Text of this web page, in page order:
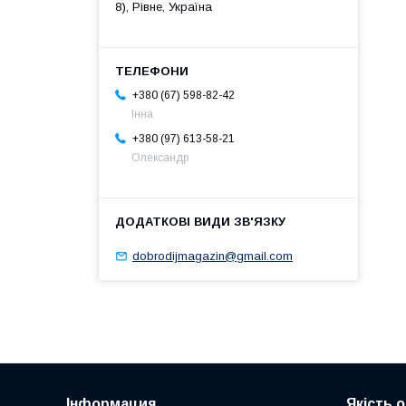
8), Рівне, Україна
+380 (67) 598-82-42
Інна
+380 (97) 613-58-21
Олександр
dobrodijmagazin@gmail.com